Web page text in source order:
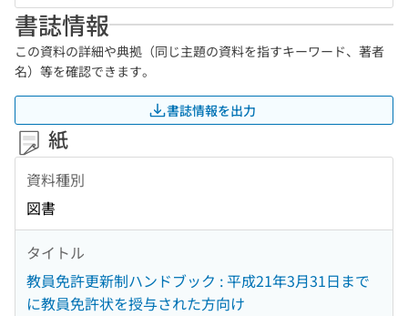
書誌情報
この資料の詳細や典拠（同じ主題の資料を指すキーワード、著者
名）等を確認できます。
書誌情報を出力
紙
資料種別
図書
タイトル
教員免許更新制ハンドブック : 平成21年3月31日まで
に教員免許状を授与された方向け